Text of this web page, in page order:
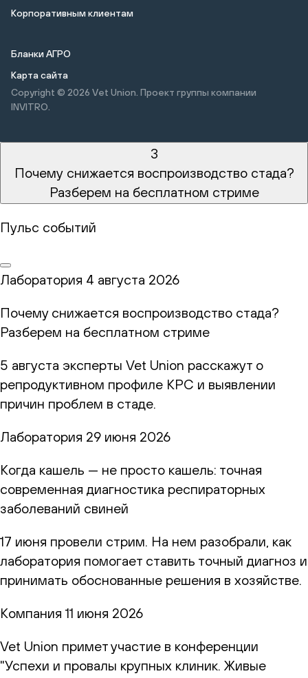
Корпоративным клиентам
Бланки АГРО
Карта сайта
Copyright © 2026 Vet Union. Проект группы компании
INVITRO.
3
Почему снижается воспроизводство стада?
Разберем на бесплатном стриме
Пульс событий
Лаборатория 4 августа 2026
Почему снижается воспроизводство стада?
Разберем на бесплатном стриме
5 августа эксперты Vet Union расскажут о
репродуктивном профиле КРС и выявлении
причин проблем в стаде.
Лаборатория 29 июня 2026
Когда кашель — не просто кашель: точная
современная диагностика респираторных
заболеваний свиней
17 июня провели стрим. На нем разобрали, как
лаборатория помогает ставить точный диагноз и
принимать обоснованные решения в хозяйстве.
Компания 11 июня 2026
Vet Union примет участие в конференции
"Успехи и провалы крупных клиник. Живые